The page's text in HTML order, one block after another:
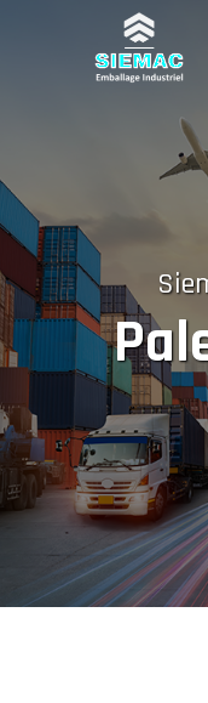
Panneau de gestion